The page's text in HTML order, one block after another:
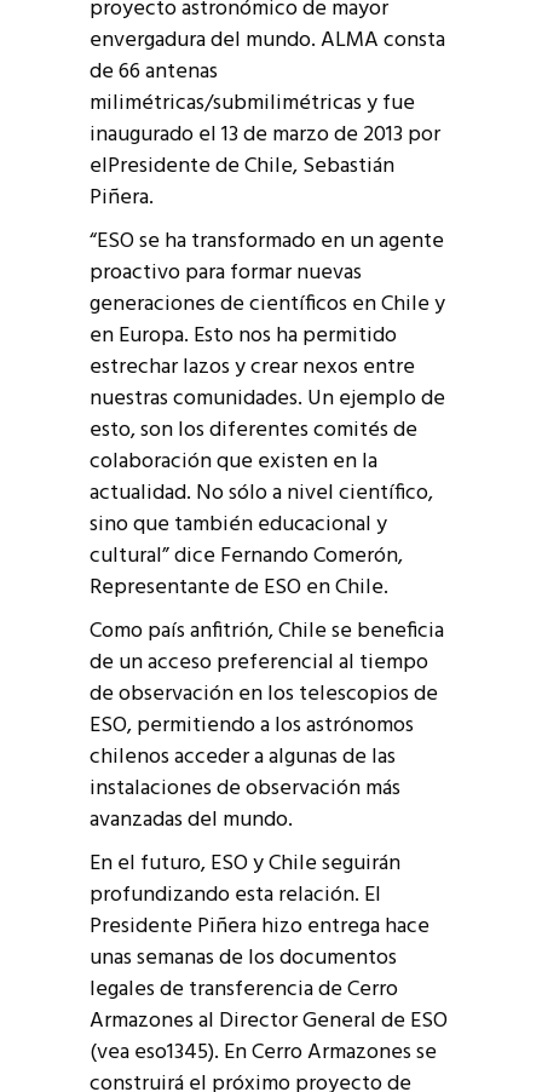
proyecto astronómico de mayor
envergadura del mundo. ALMA consta
de 66 antenas
milimétricas/submilimétricas y fue
inaugurado el 13 de marzo de 2013 por
elPresidente de Chile, Sebastián
Piñera.
“ESO se ha transformado en un agente
proactivo para formar nuevas
generaciones de científicos en Chile y
en Europa. Esto nos ha permitido
estrechar lazos y crear nexos entre
nuestras comunidades. Un ejemplo de
esto, son los diferentes comités de
colaboración que existen en la
actualidad. No sólo a nivel científico,
sino que también educacional y
cultural” dice Fernando Comerón,
Representante de ESO en Chile.
Como país anfitrión, Chile se beneficia
de un acceso preferencial al tiempo
de observación en los telescopios de
ESO, permitiendo a los astrónomos
chilenos acceder a algunas de las
instalaciones de observación más
avanzadas del mundo.
En el futuro, ESO y Chile seguirán
profundizando esta relación. El
Presidente Piñera hizo entrega hace
unas semanas de los documentos
legales de transferencia de Cerro
Armazones al Director General de ESO
(vea eso1345). En Cerro Armazones se
construirá el próximo proyecto de